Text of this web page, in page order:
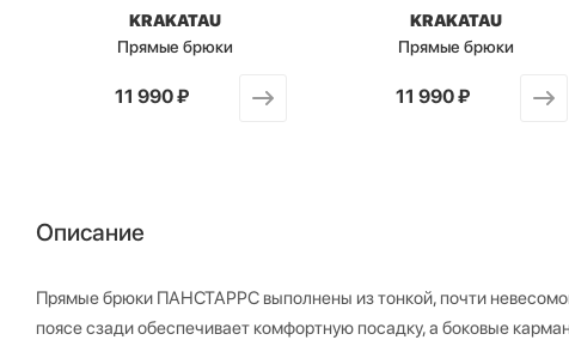
KRAKATAU
Прямые брюки
от11 990 ₽
KRAKATAU
Прямые брюки
от11 990 ₽
Описание
Прямые брюки ПАНСТАРРС выполнены из тонкой, почти
поясе сзади обеспечивает комфортную посадку, а боковые